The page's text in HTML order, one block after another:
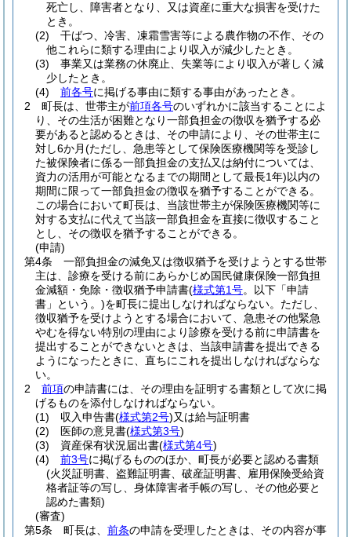
死亡し、障害者となり、又は資産に重大な損害を受けた
とき。
(2)
干ばつ、冷害、凍霜雪害等による農作物の不作、その
他これらに類する理由により収入が減少したとき。
(3)
事業又は業務の休廃止、失業等により収入が著しく減
少したとき。
(4)
前各号に掲げる事由に類する事由があったとき。
2
町長は、世帯主が前項各号のいずれかに該当することによ
り、その生活が困難となり一部負担金の徴収を猶予する必
要があると認めるときは、その申請により、その世帯主に
対し6か月(ただし、急患等として保険医療機関等を受診し
た被保険者に係る一部負担金の支払又は納付については、
資力の活用が可能となるまでの期間として最長1年)以内の
期間に限って一部負担金の徴収を猶予することができる。
この場合において町長は、当該世帯主が保険医療機関等に
対する支払に代えて当該一部負担金を直接に徴収すること
とし、その徴収を猶予することができる。
(申請)
第4条
一部負担金の減免又は徴収猶予を受けようとする世帯
主は、診療を受ける前にあらかじめ国民健康保険一部負担
金減額・免除・徴収猶予申請書(様式第1号。以下「申請
書」という。)を町長に提出しなければならない。 ただし、
徴収猶予を受けようとする場合において、急患その他緊急
やむを得ない特別の理由により診療を受ける前に申請書を
提出することができないときは、当該申請書を提出できる
ようになったときに、直ちにこれを提出しなければならな
い。
2
前項の申請書には、その理由を証明する書類として次に掲
げるものを添付しなければならない。
(1)
収入申告書(様式第2号)又は給与証明書
(2)
医師の意見書(様式第3号)
(3)
資産保有状況届出書(様式第4号)
(4)
前3号に掲げるもののほか、町長が必要と認める書類
(火災証明書、盗難証明書、破産証明書、雇用保険受給資
格者証等の写し、身体障害者手帳の写し、その他必要と
認めた書類)
(審査)
第5条
町長は、 前条の申請を受理したときは、その内容が事